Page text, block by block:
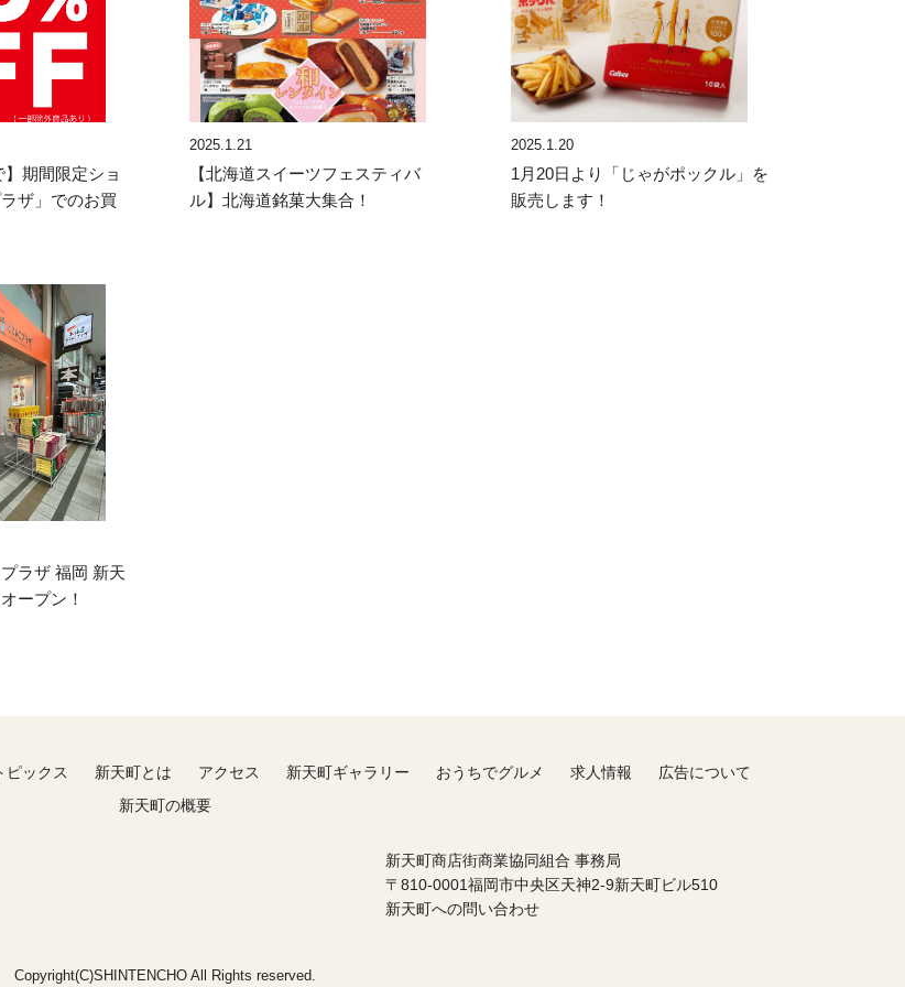
】期間限定ショ
ザ」でのお買
2025.1.21
【北海道スイーツフェスティバ
ル】北海道銘菓大集合！
2025.1.20
1月20日より「じゃがポックル」を
販売します！
ラザ 福岡 新天
ープン！
ピックス 新天町とは アクセス 新天町ギャラリー おうちでグルメ 求人情報
広告について
新天町の概要
新天町商店街商業協同組合 事務局
〒810-0001福岡市中央区天神2-9新天町ビル510
新天町への問い合わせ
Copyright(C)SHINTENCHO All Rights reserved.